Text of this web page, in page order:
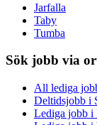
Jarfalla
Taby
Tumba
Sök jobb via
All lediga
Deltidsjobb i
Lediga jobb i